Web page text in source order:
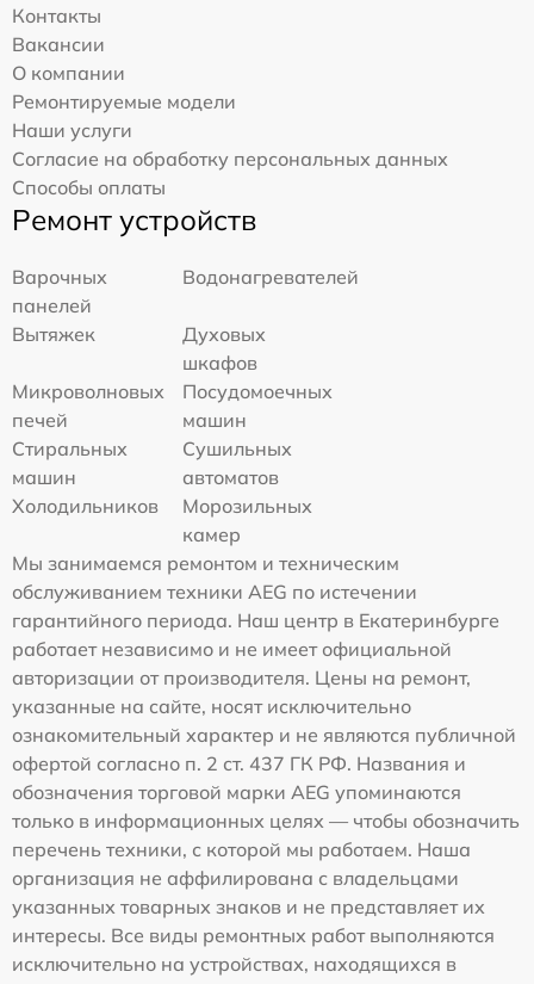
Контакты
Вакансии
О компании
Ремонтируемые модели
Наши услуги
Согласие на обработку персональных данных
Способы оплаты
Ремонт устройств
Варочных
панелей
Водонагревателей
Вытяжек
Духовых
шкафов
Микроволновых
печей
Посудомоечных
машин
Стиральных
машин
Сушильных
автоматов
Холодильников
Морозильных
камер
Мы занимаемся ремонтом и техническим
обслуживанием техники AEG по истечении
гарантийного периода. Наш центр в Екатеринбурге
работает независимо и не имеет официальной
авторизации от производителя. Цены на ремонт,
указанные на сайте, носят исключительно
ознакомительный характер и не являются публичной
офертой согласно п. 2 ст. 437 ГК РФ. Названия и
обозначения торговой марки AEG упоминаются
только в информационных целях — чтобы обозначить
перечень техники, с которой мы работаем. Наша
организация не аффилирована с владельцами
указанных товарных знаков и не представляет их
интересы. Все виды ремонтных работ выполняются
исключительно на устройствах, находящихся в